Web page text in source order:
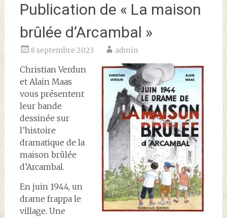
Publication de « La maison
brûlée d’Arcambal »
8 septembre 2023 admin
Christian Verdun
et Alain Maas
vous présentent
leur bande
dessinée sur
l’histoire
dramatique de la
maison brûlée
d’Arcambal.
En juin 1944, un
drame frappa le
village. Une